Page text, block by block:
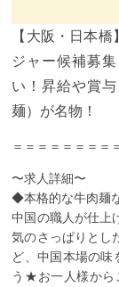
【大阪・日本
ジャー候補募
い！昇給や賞
麺）が名物！
＝＝＝＝＝＝＝＝
〜求人詳細〜
◆本格的な牛肉麺
中国の職人が仕上
気のさっぱりとし
ど、中国本場の味
う★お一人様から